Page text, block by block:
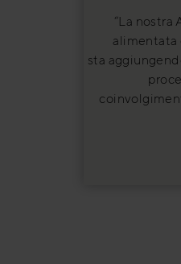
“La nostra
alimentata
sta